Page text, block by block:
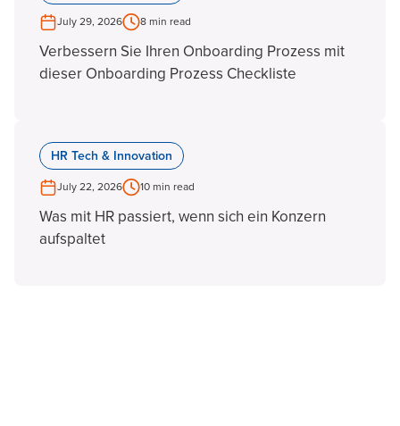
July 29, 2026 8 min read
Verbessern Sie Ihren Onboarding Prozess mit
dieser Onboarding Prozess Checkliste
HR Tech & Innovation
July 22, 2026 10 min read
Was mit HR passiert, wenn sich ein Konzern
aufspaltet